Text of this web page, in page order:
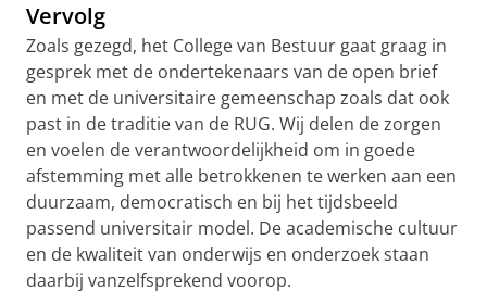
Vervolg
Zoals gezegd, het College van Bestuur gaat graag in
gesprek met de ondertekenaars van de open brief
en met de universitaire gemeenschap zoals dat ook
past in de traditie van de RUG. Wij delen de zorgen
en voelen de verantwoordelijkheid om in goede
afstemming met alle betrokkenen te werken aan een
duurzaam, democratisch en bij het tijdsbeeld
passend universitair model. De academische cultuur
en de kwaliteit van onderwijs en onderzoek staan
daarbij vanzelfsprekend voorop.